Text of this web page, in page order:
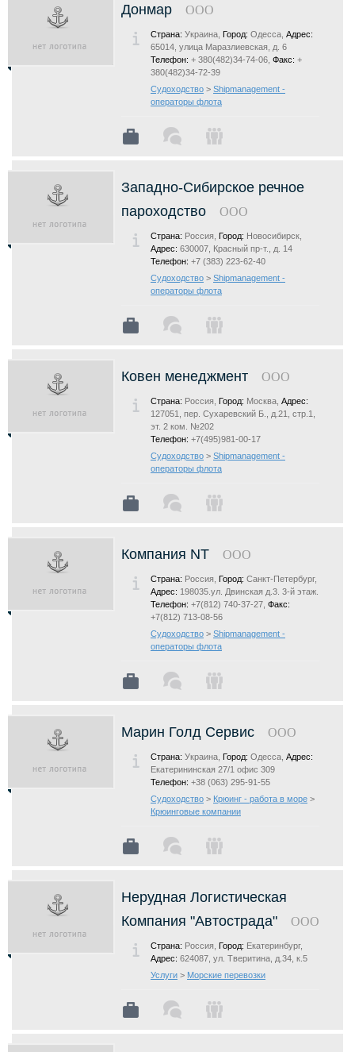
Донмар ООО
Страна: Украина, Город: Одесса, Адрес:
65014, улица Маразлиевская, д. 6
Телефон: + 380(482)34-74-06, Факс: +
380(482)34-72-39
Судоходство > Shipmanagement -
операторы флота
Западно-Сибирское речное
пароходство
ООО
Страна: Россия, Город: Новосибирск,
Адрес: 630007, Красный пр-т., д. 14
Телефон: +7 (383) 223-62-40
Судоходство > Shipmanagement -
операторы флота
Ковен менеджмент ООО
Страна: Россия, Город: Москва, Адрес:
127051, пер. Сухаревский Б., д.21, стр.1,
эт. 2 ком. №202
Телефон: +7(495)981-00-17
Судоходство > Shipmanagement -
операторы флота
Компания NТ ООО
Страна: Россия, Город: Санкт-Петербург,
Адрес: 198035.ул. Двинская д.3. 3-й этаж.
Телефон: +7(812) 740-37-27, Факс:
+7(812) 713-08-56
Судоходство > Shipmanagement -
операторы флота
Марин Голд Сервис ООО
Страна: Украина, Город: Одесса, Адрес:
Екатерининская 27/1 офис 309
Телефон: +38 (063) 295-91-55
Судоходство > Крюинг - работа в море >
Крюинговые компании
Нерудная Логистическая
Компания "Автострада"
ООО
Страна: Россия, Город: Екатеринбург,
Адрес: 624087, ул. Тверитина, д.34, к.5
Услуги > Морские перевозки